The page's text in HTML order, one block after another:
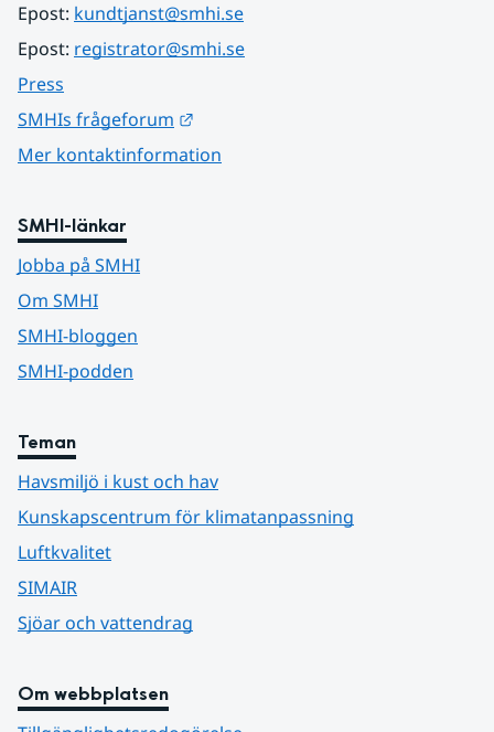
Epost: kundtjanst@smhi.se
Epost: registrator@smhi.se
Press
SMHIs frågeforum
Mer kontaktinformation
SMHI-länkar
Jobba på SMHI
Om SMHI
SMHI-bloggen
SMHI-podden
Teman
Havsmiljö i kust och hav
Kunskapscentrum för klimatanpassning
Luftkvalitet
SIMAIR
Sjöar och vattendrag
Om webbplatsen